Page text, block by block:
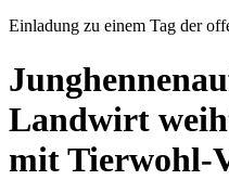
Einladung zu einem Tag der
Landwirt
mit Tierwohl-